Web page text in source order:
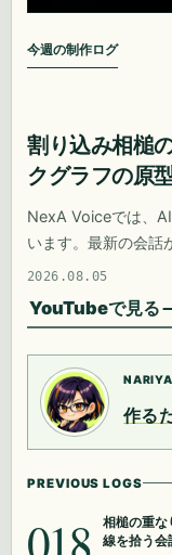
今週の制作ログ
割り込み相槌
クグラフの原
NexA Voiceでは、
います。最新の会話
い。
2026.08.05
YouTubeで見る
作る
PREVIOUS LOGS
018
相槌の重な
線を拾う会